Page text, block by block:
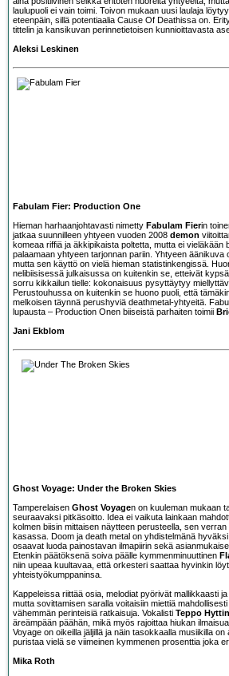
laulupuoli ei vain toimi. Toivon mukaan uusi laulaja
eteenpäin, sillä potentiaalia Cause Of Deathissa on.
tittelin ja kansikuvan perinnetietoisen kunnioittavasta
Aleksi Leskinen
Fabulam Fier: Production One
Hieman harhaanjohtavasti nimetty Fabulam Fierin
jatkaa suunnilleen yhtyeen vuoden 2008 demon
komeaa riffiä ja äkkipikaista poltetta, mutta ei vieläkään
palaamaan yhtyeen tarjonnan pariin. Yhtyeen äänikuva
mutta sen käyttö on vielä hieman statistinkengissä.
nelibiisisessä julkaisussa on kuitenkin se, etteivät
sorru kikkailun tielle: kokonaisuus pysyttäytyy
Perustouhussa on kuitenkin se huono puoli, että
melkoisen täynnä perushyviä deathmetal-yhtyeitä.
lupausta – Production Onen biiseistä parhaiten toimii
Jani Ekblom
Ghost Voyage: Under the Broken Skies
Tamperelaisen Ghost Voyagen on kuuleman mukaan
seuraavaksi pitkäsoitto. Idea ei vaikuta lainkaan
kolmen biisin mittaisen näytteen perusteella, sen
kasassa. Doom ja death metal on yhdistelmänä
osaavat luoda painostavan ilmapiirin sekä
Etenkin päätöksenä soiva päälle kymmenminuuttinen
niin upeaa kuultavaa, että orkesteri saattaa hyvinkin
yhteistyökumppaninsa.
Kappeleissa riittää osia, melodiat pyörivät mallikkaasti
mutta sovittamisen saralla voitaisiin miettiä
vähemmän perinteisiä ratkaisuja. Vokalisti Teppo
äreämpään päähän, mikä myös rajoittaa hiukan
Voyage on oikeilla jäljillä ja näin tasokkaalla musiikilla
puristaa vielä se viimeinen kymmenen prosenttia joka
Mika Roth